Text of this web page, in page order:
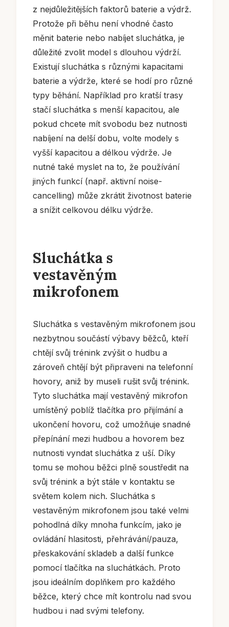
z nejdůležitějších faktorů baterie a výdrž.
Protože při běhu není vhodné často
měnit baterie nebo nabíjet sluchátka, je
důležité zvolit model s dlouhou výdrží.
Existují sluchátka s různými kapacitami
baterie a výdrže, které se hodí pro různé
typy běhání. Například pro kratší trasy
stačí sluchátka s menší kapacitou, ale
pokud chcete mít svobodu bez nutnosti
nabíjení na delší dobu, volte modely s
vyšší kapacitou a délkou výdrže. Je
nutné také myslet na to, že používání
jiných funkcí (např. aktivní noise-
cancelling) může zkrátit životnost baterie
a snížit celkovou délku výdrže.
Sluchátka s
vestavěným
mikrofonem
Sluchátka s vestavěným mikrofonem jsou
nezbytnou součástí výbavy běžců, kteří
chtějí svůj trénink zvýšit o hudbu a
zároveň chtějí být připraveni na telefonní
hovory, aniž by museli rušit svůj trénink.
Tyto sluchátka mají vestavěný mikrofon
umístěný poblíž tlačítka pro přijímání a
ukončení hovoru, což umožňuje snadné
přepínání mezi hudbou a hovorem bez
nutnosti vyndat sluchátka z uší. Díky
tomu se mohou běžci plně soustředit na
svůj trénink a být stále v kontaktu se
světem kolem nich. Sluchátka s
vestavěným mikrofonem jsou také velmi
pohodlná díky mnoha funkcím, jako je
ovládání hlasitosti, přehrávání/pauza,
přeskakování skladeb a další funkce
pomocí tlačítka na sluchátkách. Proto
jsou ideálním doplňkem pro každého
běžce, který chce mít kontrolu nad svou
hudbou i nad svými telefony.